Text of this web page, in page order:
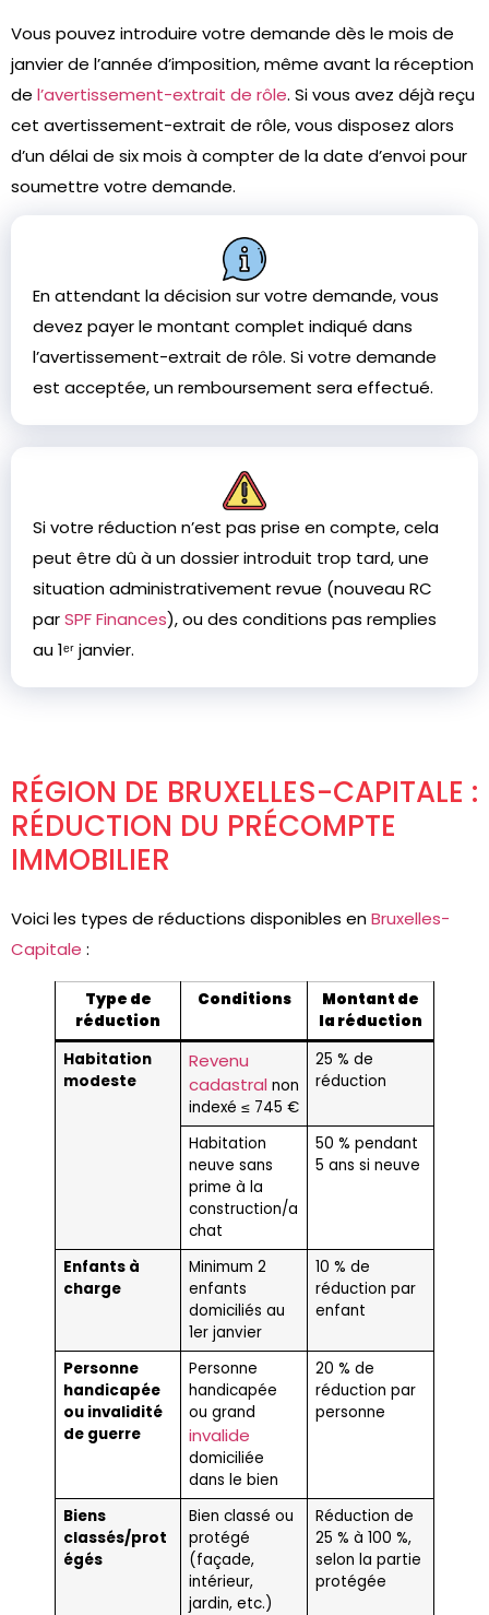
Vous pouvez introduire votre demande dès le mois de
janvier de l’année d’imposition, même avant la réception
de l’avertissement-extrait de rôle. Si vous avez déjà reçu
cet avertissement-extrait de rôle, vous disposez alors
d’un délai de six mois à compter de la date d’envoi pour
soumettre votre demande.
En attendant la décision sur votre demande, vous
devez payer le montant complet indiqué dans
l’avertissement-extrait de rôle. Si votre demande
est acceptée, un remboursement sera effectué.
Si votre réduction n’est pas prise en compte, cela
peut être dû à un dossier introduit trop tard, une
situation administrativement revue (nouveau RC
parSPF Finances), ou des conditions pas remplies
au 1ᵉʳ janvier.
RÉGION DE BRUXELLES-CAPITALE :
RÉDUCTION DU PRÉCOMPTE
IMMOBILIER
Voici les types de réductions disponibles enBruxelles-
Capitale :
Type de
réduction
Conditions
Montant de
la réduction
Habitation
modeste
Revenu
cadastral non
indexé ≤ 745 €
25 % de
réduction
Habitation
neuve sans
prime à la
construction/a
chat
50 % pendant
5 ans si neuve
Enfants à
charge
Minimum 2
enfants
domiciliés au
1er janvier
10 % de
réduction par
enfant
Personne
handicapée
ou invalidité
de guerre
Personne
handicapée
ou grand
invalide
domiciliée
dans le bien
20 % de
réduction par
personne
Biens
classés/prot
égés
Bien classé ou
protégé
(façade,
intérieur,
jardin, etc.)
Réduction de
25 % à 100 %,
selon la partie
protégée